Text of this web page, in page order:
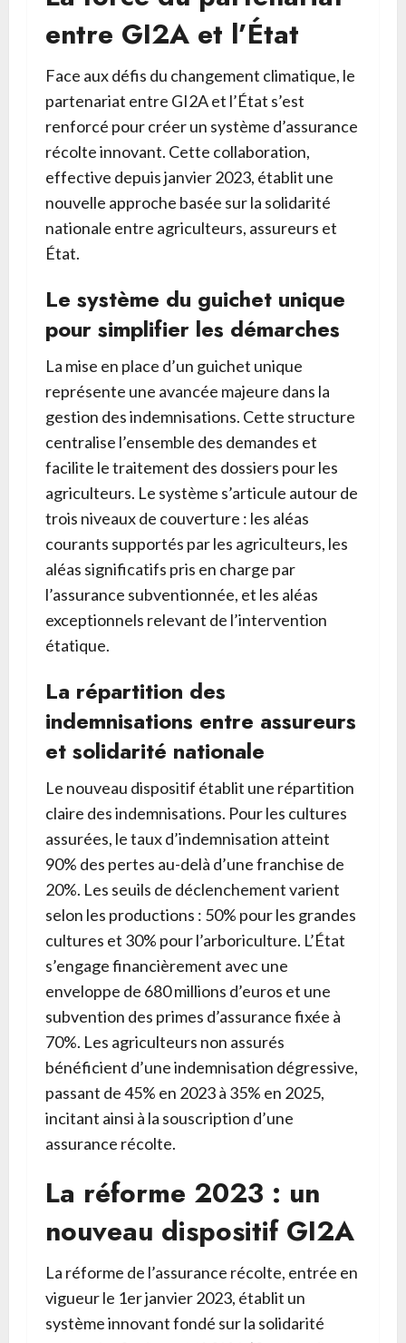
entre GI2A et l’État
Face aux défis du changement climatique, le
partenariat entre GI2A et l’État s’est
renforcé pour créer un système d’assurance
récolte innovant. Cette collaboration,
effective depuis janvier 2023, établit une
nouvelle approche basée sur la solidarité
nationale entre agriculteurs, assureurs et
État.
Le système du guichet unique
pour simplifier les démarches
La mise en place d’un guichet unique
représente une avancée majeure dans la
gestion des indemnisations. Cette structure
centralise l’ensemble des demandes et
facilite le traitement des dossiers pour les
agriculteurs. Le système s’articule autour de
trois niveaux de couverture : les aléas
courants supportés par les agriculteurs, les
aléas significatifs pris en charge par
l’assurance subventionnée, et les aléas
exceptionnels relevant de l’intervention
étatique.
La répartition des
indemnisations entre assureurs
et solidarité nationale
Le nouveau dispositif établit une répartition
claire des indemnisations. Pour les cultures
assurées, le taux d’indemnisation atteint
90% des pertes au-delà d’une franchise de
20%. Les seuils de déclenchement varient
selon les productions : 50% pour les grandes
cultures et 30% pour l’arboriculture. L’État
s’engage financièrement avec une
enveloppe de 680 millions d’euros et une
subvention des primes d’assurance fixée à
70%. Les agriculteurs non assurés
bénéficient d’une indemnisation dégressive,
passant de 45% en 2023 à 35% en 2025,
incitant ainsi à la souscription d’une
assurance récolte.
La réforme 2023 : un
nouveau dispositif GI2A
La réforme de l’assurance récolte, entrée en
vigueur le 1er janvier 2023, établit un
système innovant fondé sur la solidarité